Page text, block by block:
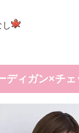
ディガン×チェ